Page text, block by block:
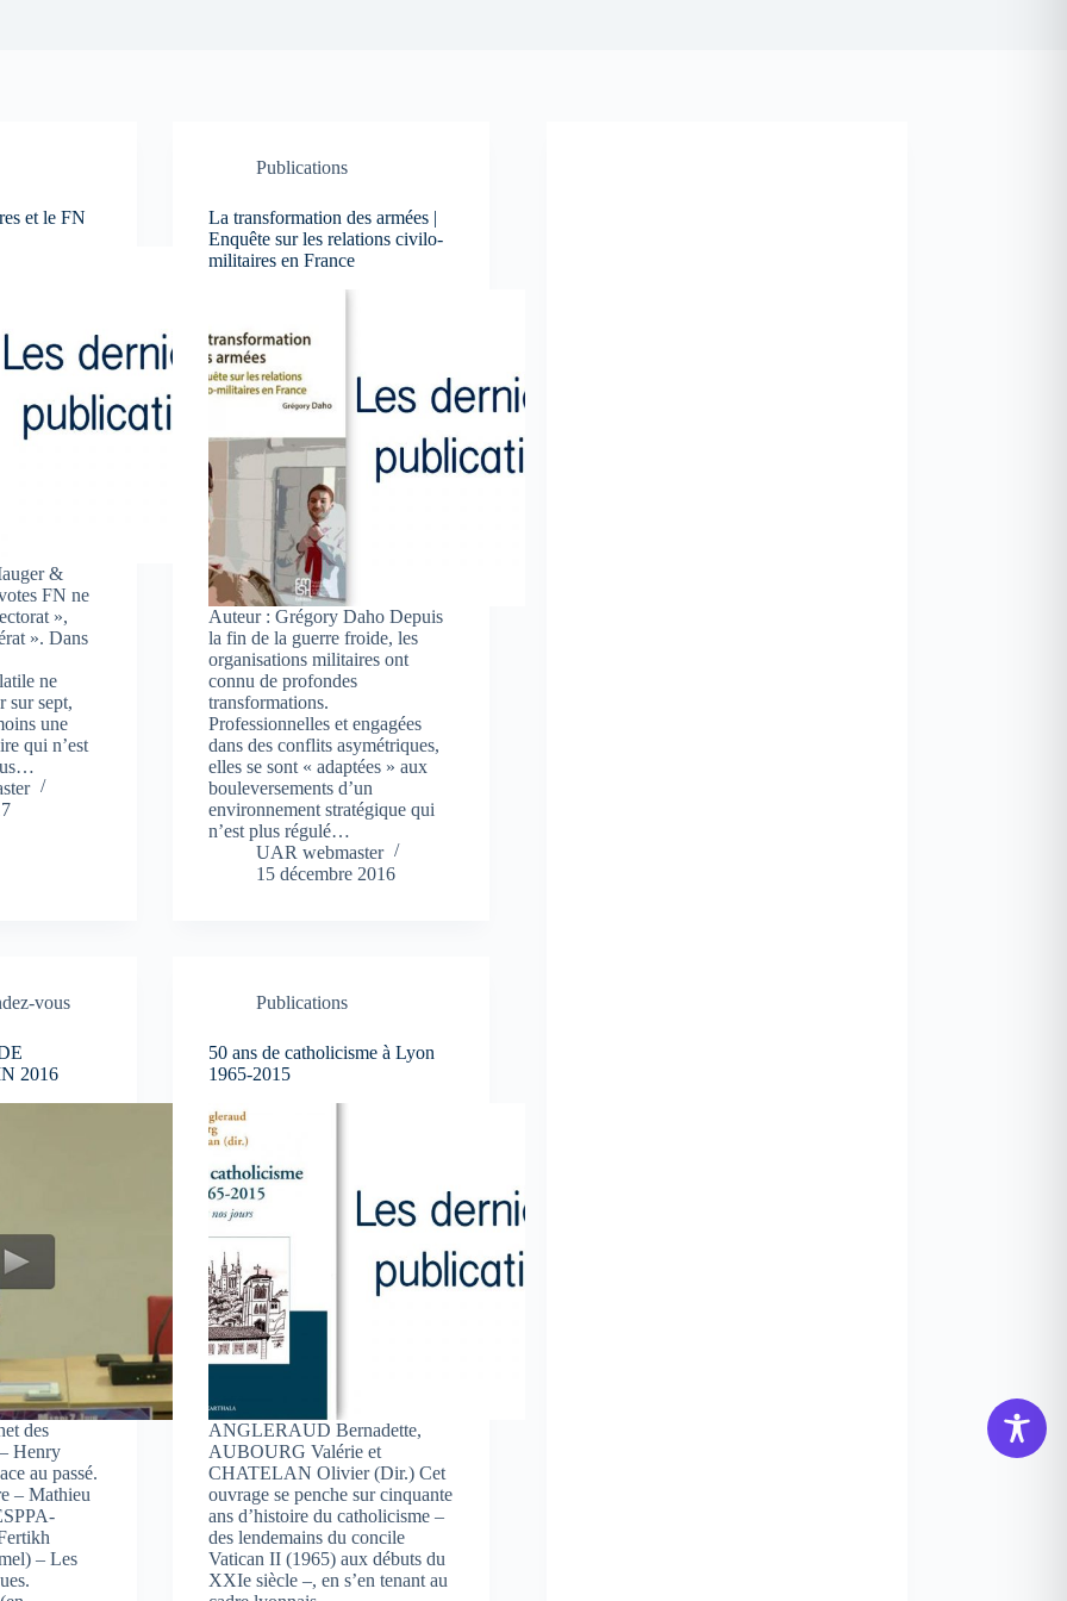
et le FN
&
FN ne
»,
». Dans
ne
sur sept,
une
qui n’est
Publications
La transformation des armées |
Enquête sur les relations civilo-
militaires en France
Auteur : Grégory Daho Depuis
la fin de la guerre froide, les
organisations militaires ont
connu de profondes
transformations.
Professionnelles et engagées
dans des conflits asymétriques,
elles se sont « adaptées » aux
bouleversements d’un
environnement stratégique qui
n’est plus régulé…
UAR webmaster
15 décembre 2016
vous
2016
des
Henry
au passé.
– Mathieu
– Les
Publications
50 ans de catholicisme à Lyon
1965-2015
ANGLERAUD Bernadette,
AUBOURG Valérie et
CHATELAN Olivier (Dir.) Cet
ouvrage se penche sur cinquante
ans d’histoire du catholicisme –
des lendemains du concile
Vatican II (1965) aux débuts du
XXIe siècle –, en s’en tenant au